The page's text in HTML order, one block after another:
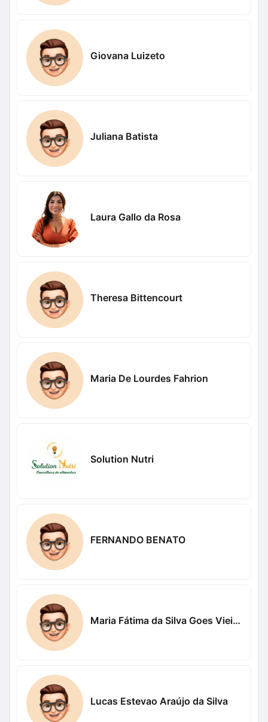
Giovana Luizeto
Juliana Batista
Laura Gallo da Rosa
Theresa Bittencourt
Maria De Lourdes Fahrion
Solution Nutri
FERNANDO BENATO
Maria Fátima da Silva Goes Vieira Vieira
Lucas Estevao Araújo da Silva